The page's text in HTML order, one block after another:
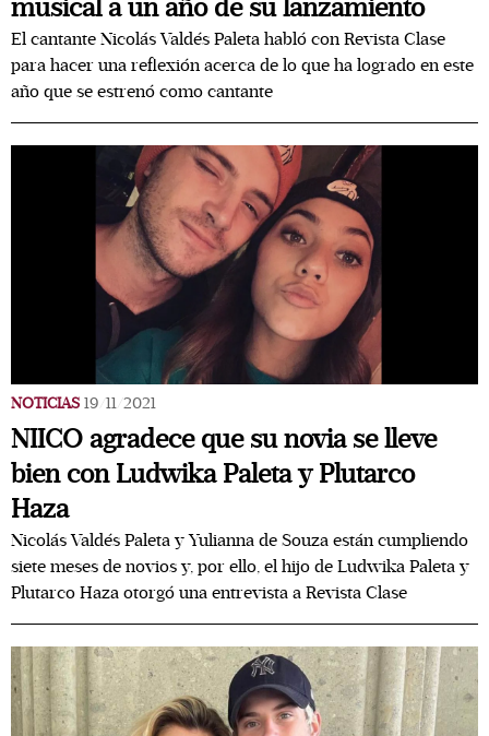
musical a un año de su lanzamiento
El cantante Nicolás Valdés Paleta habló con Revista Clase
para hacer una reflexión acerca de lo que ha logrado en este
año que se estrenó como cantante
NOTICIAS 19/11/2021
NIICO agradece que su novia se lleve
bien con Ludwika Paleta y Plutarco
Haza
Nicolás Valdés Paleta y Yulianna de Souza están cumpliendo
siete meses de novios y, por ello, el hijo de Ludwika Paleta y
Plutarco Haza otorgó una entrevista a Revista Clase